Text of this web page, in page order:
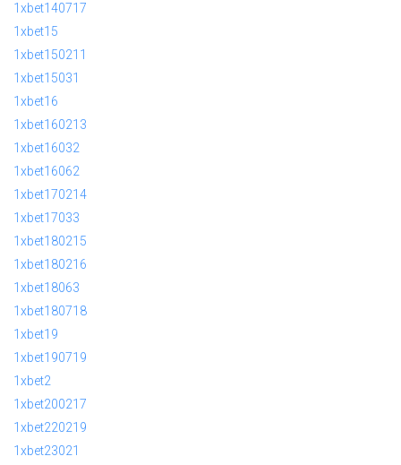
1xbet140717
1xbet15
1xbet150211
1xbet15031
1xbet16
1xbet160213
1xbet16032
1xbet16062
1xbet170214
1xbet17033
1xbet180215
1xbet180216
1xbet18063
1xbet180718
1xbet19
1xbet190719
1xbet2
1xbet200217
1xbet220219
1xbet23021